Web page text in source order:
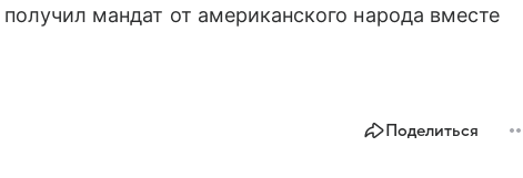
мандат от американского народа вместе
Поделиться